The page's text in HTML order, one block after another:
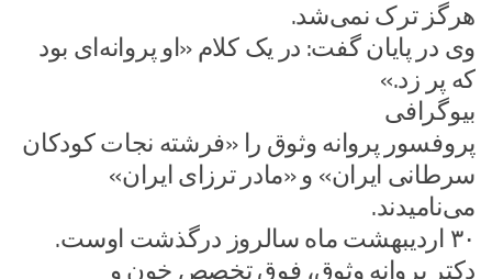
هرگز ترک نمی‌شد.
وی در پایان گفت: در یک کلام «او پروانه‌ای بود
که پر زد.»
بیوگرافی
پروفسور پروانه وثوق را «فرشته نجات کودکان
سرطانی ایران» و «مادر ترزای ایران»
می‌نامیدند.
۳۰ اردیبهشت ماه سالروز درگذشت اوست.
دکتر پروانه وثوق، فوق تخصص خون و